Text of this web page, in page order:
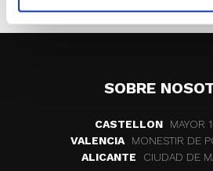
SOBRE
CASTELLON
MAYOR
VALENCIA
MONESTIR DE
ALICANTE
CIUDAD DE